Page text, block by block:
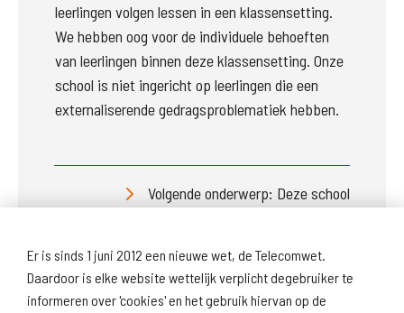
Er is sinds 1 juni 2012 een nieuwe wet, de Telecomwet.
Daardoor is elke website wettelijk verplicht degebruiker te
informeren over 'cookies' en het gebruik hiervan op de
leerlingen volgen lessen in een klassensetting.
We hebben oog voor de individuele behoeften
van leerlingen binnen deze klassensetting. Onze
school is niet ingericht op leerlingen die een
externaliserende gedragsproblematiek hebben.
Volgende onderwerp: Deze school